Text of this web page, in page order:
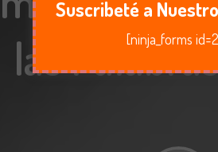
las
Suscribeté a
[ninja_forms